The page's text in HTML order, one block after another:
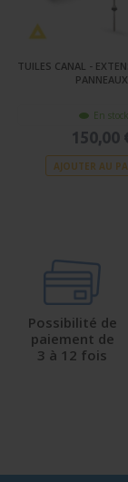
TUILES CANAL -
PANNEAUX
En stock
150,00
AJOUTER AU
Possibilité de
paiement de
3 à 12 fois